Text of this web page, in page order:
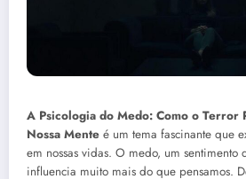
A Psicologia do Medo: Como o Terror
Nossa Mente é um tema fascinante que
em nossas vidas. O medo, um sentimento
influencia muito mais do que pensamos.